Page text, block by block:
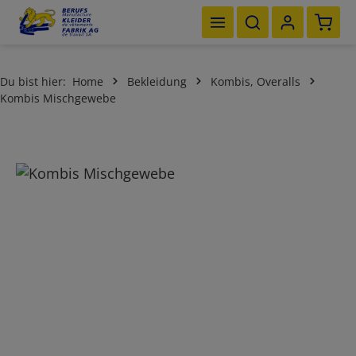
Zum Hauptinhalt springen
Du bist hier: Home Bekleidung
Kombis, Overalls
Kombis Mischgewebe
Bildergalerie überspringen